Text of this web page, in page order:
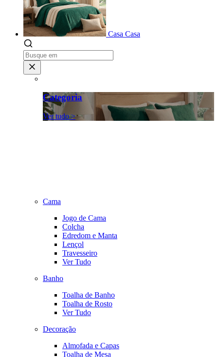
Casa Casa
Categoria
Ver tudo >
Cama
Jogo de Cama
Colcha
Edredom e Manta
Lençol
Travesseiro
Ver Tudo
Banho
Toalha de Banho
Toalha de Rosto
Ver Tudo
Decoração
Almofada e Capas
Toalha de Mesa